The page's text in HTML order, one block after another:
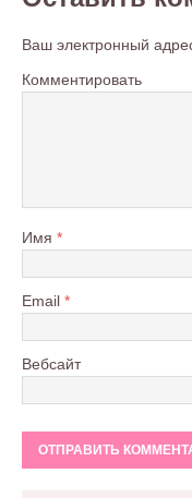
Ваш электронный
Комментировать
Имя *
Email *
Вебсайт